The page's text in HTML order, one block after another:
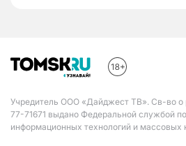
Учредитель ООО «Дайджест ТВ». Св-во
77-71671 выдано Федеральной службой
информационных технологий и массовых